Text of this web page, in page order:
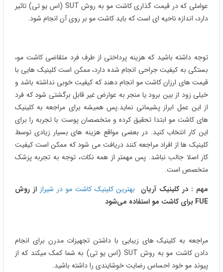
عواملی که در قیمت گذاری کاشت مو به روش SUT (اس یو تی) تاثیر
دارد، اندازه ناحیه ای است که باید کاشت مو بر روی آن انجام شود.
توجه داشته باشید که هزینه پرداختی از طرف فرد متقاضی کاشت مو،
بستگی به کیفیت جراحی انجام شده دارد، ممکن است کلینیک هایی با
قیمت های ارزان کاشت مو انجام دهند که کیفیت خوبی نداشته باشد و
خیلی زود از بین برود یا منجر به عوارض غیر قابل برگشتی شود که فرد
از این عمل ابراز پشیمانی نماید.پس همیشه برای مراجعه به کلینیک
های کاشت مو ابتدا تحقیق کرده و متخصصان پوست با تجربه را برای
این کار انتخاب کنید. در بعضی مواقع هزینه های بسیار زیادی توسط
کلینیک ها از افراد مراجعه کنند دریافت می شود که ممکن است کیفیت
کار اصلا جالب نباشد. پس مهمتر از همه نکات، توجه به تجربه پزشک
متخصص است.
مهم : در کلینیک آریان
بهترین کلینیک کاشت مو در شیراز از روش
FUE برای کاشت مو استفاده می‌شود
مراجعه به کلینیک های زیبایی با داشتن تجهیزات مدرن برای انجام
دادن کاشت مو به روش SUT (اس یو تی) به شما کمک میکند که از
پیوند مو خود احساس رضایت خوشایندی را داشته باشید.